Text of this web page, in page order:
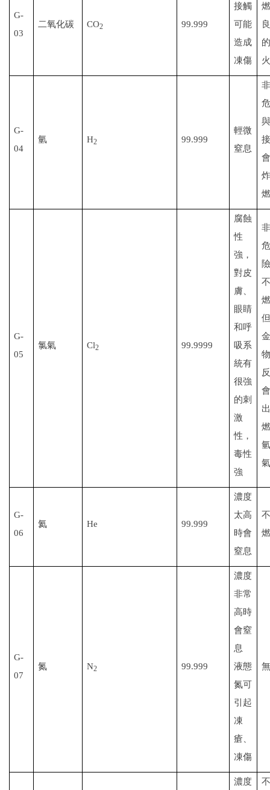
G-
03
二氧化碳 CO2 99.999
接觸
可能
造成
凍傷
G-
04
氫 H2 99.999
輕微
窒息
G-
05
氯氣 Cl2 99.9999
腐蝕
性
強，
對皮
膚、
眼睛
和呼
吸系
統有
很強
的刺
激
性，
毒性
強
G-
06
氦 He 99.999
濃度
太高
時會
窒息
G-
07
氮 N2 99.999
濃度
非常
高時
會窒
息
液態
氮可
引起
凍
瘡、
凍傷
濃度